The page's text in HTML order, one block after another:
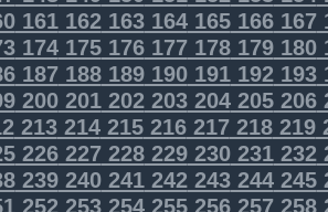
161162163164165166167
174175176177178179180
187188189190191192193
200201202203204205206
213214215216217218219
226227228229230231232
239240241242243244245
252253254255256257258